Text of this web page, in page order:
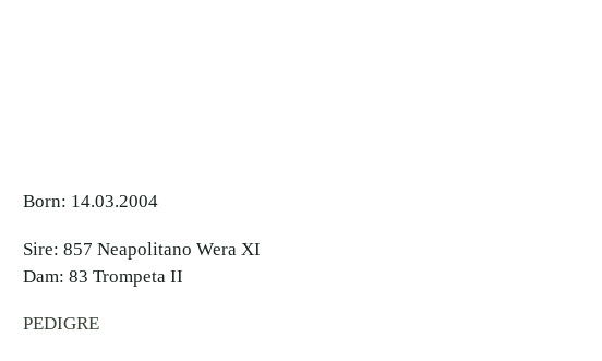
Born: 14.03.2004
Sire: 857 Neapolitano Wera XI
Dam: 83 Trompeta II
PEDIGRE